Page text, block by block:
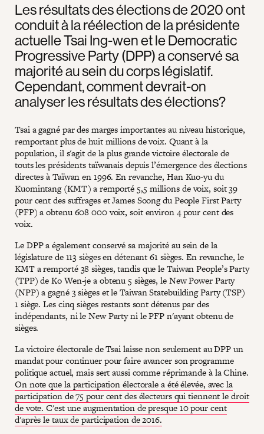
Les résultats des élections de 2020 ont
conduit à la réélection de la présidente
actuelle Tsai Ing-wen et le Democratic
Progressive Party (DPP) a conservé sa
majorité au sein du corps législatif.
Cependant, comment devrait-on
analyser les résultats des élections?
Tsai a gagné par des marges importantes au niveau historique,
remportant plus de huit millions de voix. Quant à la
population, il s'agit de la plus grande victoire électorale de
touts les présidents taïwanais depuis l’émergence des élections
directes à Taïwan en 1996. En revanche, Han Kuo-yu du
Kuomintang (KMT) a remporté 5,5 millions de voix, soit 39
pour cent des suffrages et James Soong du People First Party
(PFP) a obtenu 608 000 voix, soit environ 4 pour cent des
voix.
Le DPP a également conservé sa majorité au sein de la
législature de 113 sièges en détenant 61 sièges. En revanche, le
KMT a remporté 38 sièges, tandis que le Taiwan People’s Party
(TPP) de Ko Wen-je a obtenu 5 sièges, le New Power Party
(NPP) a gagné 3 sièges et le Taiwan Statebuilding Party (TSP)
1 siège. Les cinq sièges restants sont détenus par des
indépendants, ni le New Party ni le PFP n'ayant obtenu de
sièges.
La victoire électorale de Tsai laisse non seulement au DPP un
mandat pour continuer pour faire avancer son programme
politique actuel, mais sert aussi comme réprimande à la Chine.
On note que la participation électorale a été élevée, avec la
participation de 75 pour cent des électeurs qui tiennent le droit
de vote. C'est une augmentation de presque 10 pour cent
d'après le taux de participation de 2016.